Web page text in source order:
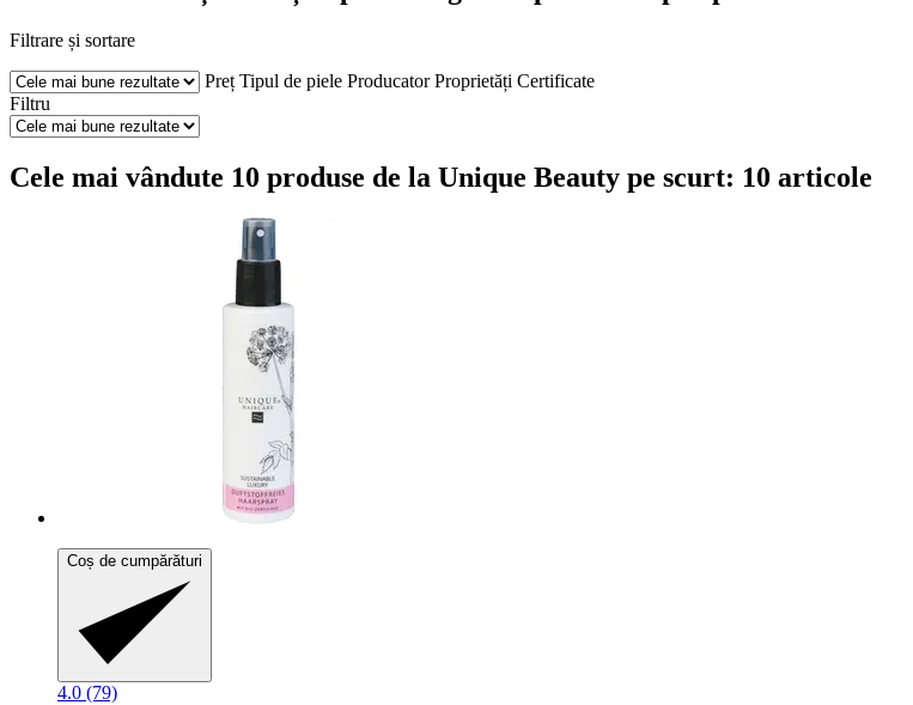
Filtrare și sortare
Preț Tipul de piele Producator Proprietăți Certificate
Filtru
Cele mai vândute 10 produse de la Unique Beauty pe scurt: 10 articole
Coș de cumpărături
4.0 (79)